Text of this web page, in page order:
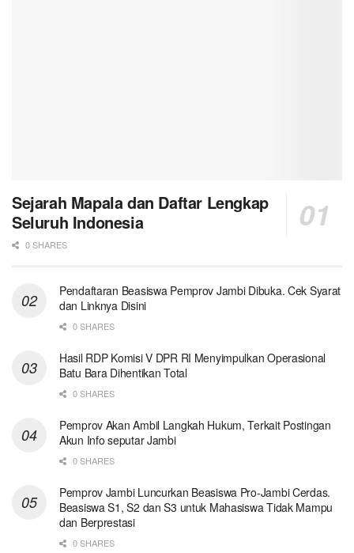
Sejarah Mapala dan Daftar Lengkap
Seluruh Indonesia
0 SHARES
Pendaftaran Beasiswa Pemprov Jambi Dibuka. Cek Syarat
dan Linknya Disini
0 SHARES
Hasil RDP Komisi V DPR RI Menyimpulkan Operasional
Batu Bara Dihentikan Total
0 SHARES
Pemprov Akan Ambil Langkah Hukum, Terkait Postingan
Akun Info seputar Jambi
0 SHARES
Pemprov Jambi Luncurkan Beasiswa Pro-Jambi Cerdas.
Beasiswa S1, S2 dan S3 untuk Mahasiswa Tidak Mampu
dan Berprestasi
0 SHARES